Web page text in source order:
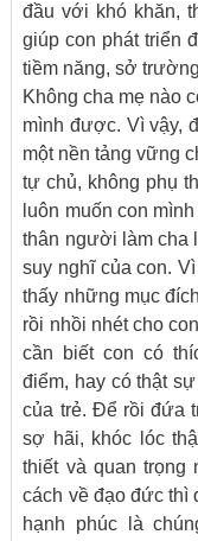
đầu với khó khăn,
giúp con phát triển
tiềm năng, sở
Không cha mẹ nào
mình được. Vì vậy,
một nền tảng vững
tự chủ, không phụ
luôn muốn con
thân người làm cha
suy nghĩ của con.
thấy những mục
rồi nhồi nhét cho
cần biết con có
điểm, hay có thật
của trẻ. Để rồi đứa
sợ hãi, khóc lóc
thiết và quan trọng
cách về đạo đức thì
hạnh phúc là